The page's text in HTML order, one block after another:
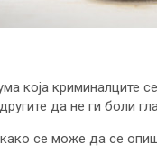
која криминалците
да не ги боли
се може да се